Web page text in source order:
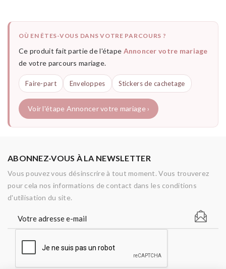
OÙ EN ÊTES-VOUS DANS VOTRE PARCOURS ?
Ce produit fait partie de l'étape Annoncer votre mariage
de votre parcours mariage.
Faire-part Enveloppes Stickers de cachetage
Voir l'étape Annoncer votre mariage ›
ABONNEZ-VOUS À LA NEWSLETTER
Vous pouvez vous désinscrire à tout moment. Vous trouverez
pour cela nos informations de contact dans les conditions
d'utilisation du site.